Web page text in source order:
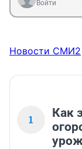
Войти
Новости СМИ2
1
Как